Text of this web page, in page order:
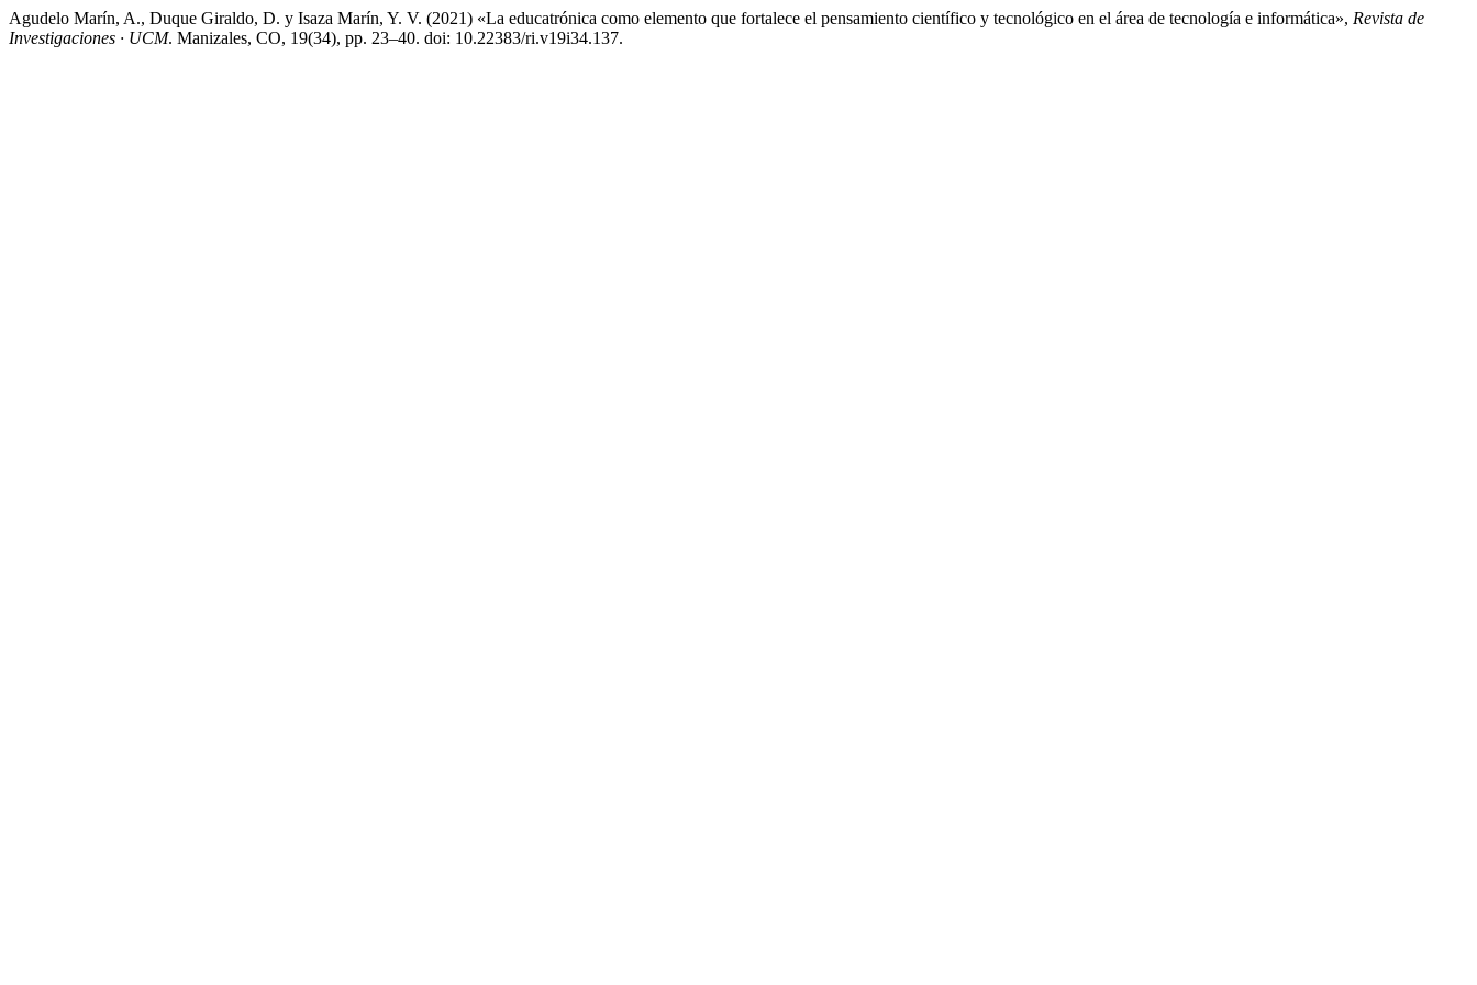
Agudelo Marín, A., Duque Giraldo, D. y Isaza Marín, Y. V. (2021) «La educatrónica como elemento que fortalece el pensamiento científico y tecnológico en el área de tecnología e informática», Revista de
Investigaciones · UCM. Manizales, CO, 19(34), pp. 23–40. doi: 10.22383/ri.v19i34.137.